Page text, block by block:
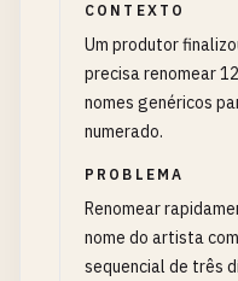
CONTEXTO
Um produtor
precisa renomear
nomes genéricos
numerado.
PROBLEMA
Renomear
nome do artista
sequencial de três